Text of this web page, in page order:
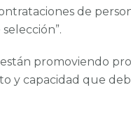
de
promoviendo
y capacidad que